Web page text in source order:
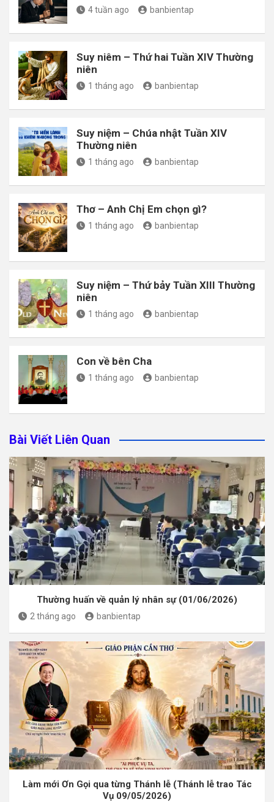
4 tuần ago banbientap
Suy niêm – Thứ hai Tuần XIV Thường
niên
1 tháng ago banbientap
Suy niệm – Chúa nhật Tuần XIV
Thường niên
1 tháng ago banbientap
Thơ – Anh Chị Em chọn gì?
1 tháng ago banbientap
Suy niệm – Thứ bảy Tuần XIII Thường
niên
1 tháng ago banbientap
Con về bên Cha
1 tháng ago banbientap
Bài Viết Liên Quan
Thường huấn về quản lý nhân sự (01/06/2026)
2 tháng ago banbientap
Làm mới Ơn Gọi qua từng Thánh lễ (Thánh lễ trao Tác
Vụ 09/05/2026)